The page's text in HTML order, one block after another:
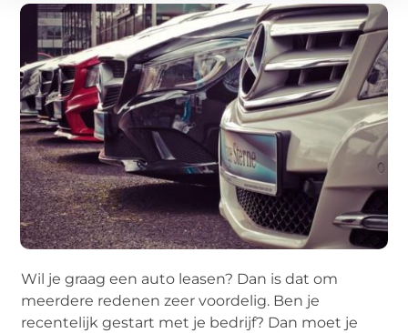
Wil je graag een auto leasen? Dan is dat om
meerdere redenen zeer voordelig. Ben je
recentelijk gestart met je bedrijf? Dan moet je